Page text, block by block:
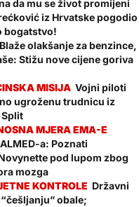
da mu se život promijeni
iz Hrvatske pogodio
bogatstvo!
Blaže olakšanje za benzince,
Stižu nove cijene goriva
Vojni piloti
ugroženu trudnicu iz
a: Poznati
pod lupom zbog
mozga
Državni
obale;